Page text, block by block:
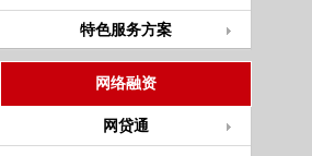
特色服务方案
网络融资
网贷通